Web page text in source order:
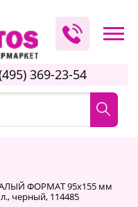
369-23-54
ФОРМАТ 95х155 мм
черный, 114485